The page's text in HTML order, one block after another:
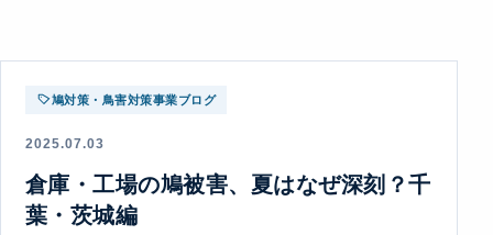
鳩対策・鳥害対策事業ブログ
2025.07.03
倉庫・工場の鳩被害、夏はなぜ深刻？千
葉・茨城編